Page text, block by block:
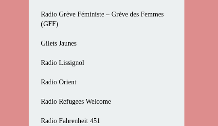
Radio Grève Féministe – Grève des Femmes
(GFF)
Gilets Jaunes
Radio Lissignol
Radio Orient
Radio Refugees Welcome
Radio Fahrenheit 451